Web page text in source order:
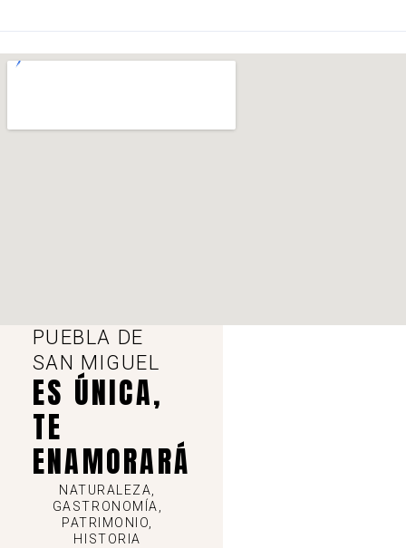
Contacto: +34 630 520 822 o reservas@casaruralmajico.com
Ver detalles
PUEBLA DE
SAN MIGUEL
ES ÚNICA,
TE
ENAMORARÁ
NATURALEZA,
GASTRONOMÍA,
PATRIMONIO,
HISTORIA